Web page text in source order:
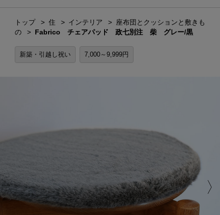
トップ 住 インテリア
座布団とクッションと敷きも
の
Fabrico チェアパッド 政七別注 柴 グレー/黒
新築・引越し祝い 7,000～9,999円